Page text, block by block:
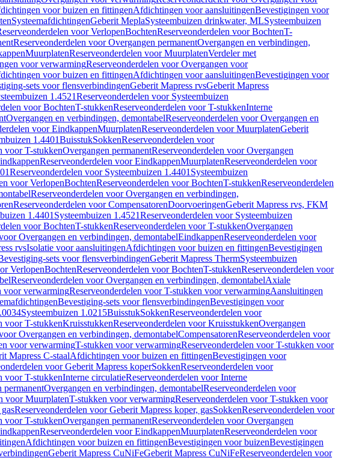
voor buizen en fittingenAfdichtingen voor aansluitingenBevestigingen voor
SysteemafdichtingenGeberit MeplaSysteembuizen drinkwater, MLSysteembuizen
voor VerlopenBochtenReserveonderdelen voor BochtenT-
Reserveonderdelen voor Overgangen permanentOvergangen en verbindingen,
MuurplatenReserveonderdelen voor MuurplatenVerdeler met
voor verwarmingReserveonderdelen voor Overgangen voor
voor buizen en fittingenAfdichtingen voor aansluitingenBevestigingen voor
sets voor flensverbindingenGeberit Mapress rvsGeberit Mapress
1.4521Reserveonderdelen voor Systeembuizen
voor BochtenT-stukkenReserveonderdelen voor T-stukkenInterne
Overgangen en verbindingen, demontabelReserveonderdelen voor Overgangen en
voor EindkappenMuurplatenReserveonderdelen voor MuurplatenGeberit
1.4401BuisstukSokkenReserveonderdelen voor
voor T-stukkenOvergangen permanentReserveonderdelen voor Overgangen
Reserveonderdelen voor EindkappenMuurplatenReserveonderdelen voor
Reserveonderdelen voor Systeembuizen 1.4401 Systeembuizen
voor VerlopenBochtenReserveonderdelen voor BochtenT-stukkenReserveonderdelen
Reserveonderdelen voor Overgangen en verbindingen,
Reserveonderdelen voor CompensatorenDoorvoeringenGeberit Mapress rvs, FKM
1.4401 Systeembuizen 1.4521Reserveonderdelen voor Systeembuizen
voor BochtenT-stukkenReserveonderdelen voor T-stukkenOvergangen
Overgangen en verbindingen, demontabelEindkappenReserveonderdelen voor
rvsIsolatie voor aansluitingenAfdichtingen voor buizen en fittingenBevestigingen
sets voor flensverbindingenGeberit Mapress ThermSysteembuizen
VerlopenBochtenReserveonderdelen voor BochtenT-stukkenReserveonderdelen voor
Reserveonderdelen voor Overgangen en verbindingen, demontabelAxiale
voor verwarmingReserveonderdelen voor T-stukken voor verwarmingAansluitingen
Bevestiging-sets voor flensverbindingenBevestigingen voor
Systeembuizen 1.0215BuisstukSokkenReserveonderdelen voor
voor T-stukkenKruisstukkenReserveonderdelen voor KruisstukkenOvergangen
Overgangen en verbindingen, demontabelCompensatorenReserveonderdelen voor
voor verwarmingT-stukken voor verwarmingReserveonderdelen voor T-stukken voor
Mapress C-staalAfdichtingen voor buizen en fittingenBevestigingen voor
voor Geberit Mapress koperSokkenReserveonderdelen voor
voor T-stukkenInterne circulatieReserveonderdelen voor Interne
permanentOvergangen en verbindingen, demontabelReserveonderdelen voor
voor MuurplatenT-stukken voor verwarmingReserveonderdelen voor T-stukken voor
Reserveonderdelen voor Geberit Mapress koper, gasSokkenReserveonderdelen voor
voor T-stukkenOvergangen permanentReserveonderdelen voor Overgangen
Reserveonderdelen voor EindkappenMuurplatenReserveonderdelen voor
Afdichtingen voor buizen en fittingenBevestigingen voor buizenBevestigingen
Geberit Mapress CuNiFeGeberit Mapress CuNiFeReserveonderdelen voor